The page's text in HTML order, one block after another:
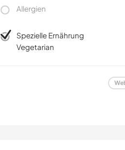
Allergien
Spezielle Ernährung
Vegetarian